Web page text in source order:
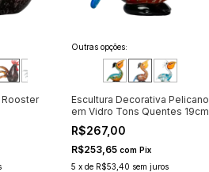
Outras opções:
Escultura Decorativa Pelicano
em Vidro Tons Quentes 19cm
R$267,00
R$253,65 com Pix
5 x de R$53,40 sem juros